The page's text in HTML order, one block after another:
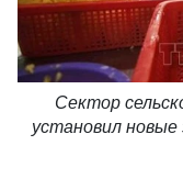
Сектор
установил новые